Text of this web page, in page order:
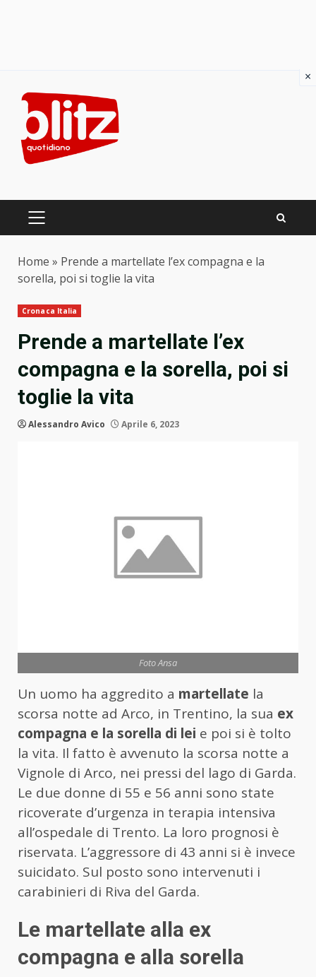
content
PRIMARY
Home » Prende a martellate l’ex compagna e la
sorella, poi si toglie la vita
Cronaca Italia
Prende a martellate l’ex
compagna e la sorella, poi si
toglie la vita
Alessandro Avico Aprile 6, 2023
Foto Ansa
Un uomo ha aggredito a martellate la
scorsa notte ad Arco, in Trentino, la sua ex
compagna e la sorella di lei e poi si è tolto
la vita. Il fatto è avvenuto la scorsa notte a
Vignole di Arco, nei pressi del lago di Garda.
Le due donne di 55 e 56 anni sono state
ricoverate d’urgenza in terapia intensiva
all’ospedale di Trento. La loro prognosi è
riservata. L’aggressore di 43 anni si è invece
suicidato. Sul posto sono intervenuti i
carabinieri di Riva del Garda.
Le martellate alla ex
compagna e alla sorella
×